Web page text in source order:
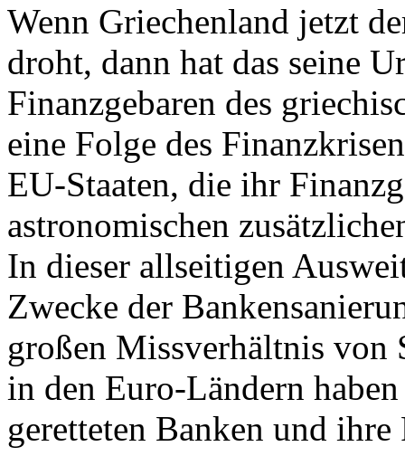
Wenn Griechenland jetzt
droht, dann hat das seine
Finanzgebaren des
eine Folge des
EU-Staaten, die ihr
astronomischen
In dieser allseitigen
Zwecke der
großen Missverhältnis von
in den Euro-Ländern
geretteten Banken und ihre